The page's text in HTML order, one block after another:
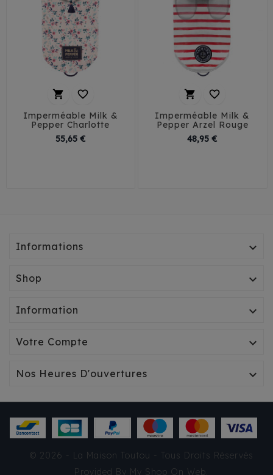
 
Imperméable Milk &
Pepper Charlotte
55,65 €Prix
 
Imperméable Milk &
Pepper Arzel Rouge
48,95 €
IMPERMÉABLE CROCI
AZURE
59,55 €
Informations 
Shop 
Information 
Votre Compte 
Nos Heures D'ouvertures 
© 2026 - La Maison Toutou - Tous Droits Réservés
Provided By My Shop On Web